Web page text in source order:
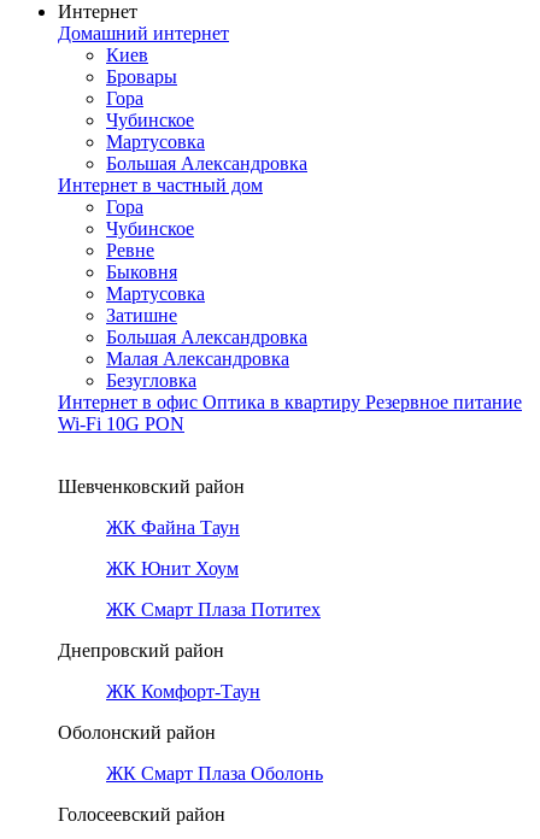
Интернет
Домашний интернет
Киев
Бровары
Гора
Чубинское
Мартусовка
Большая Александровка
Интернет в частный дом
Гора
Чубинское
Ревне
Быковня
Мартусовка
Затишне
Большая Александровка
Малая Александровка
Безугловка
Интернет в офис Оптика в квартиру Резервное питание
Wi-Fi 10G PON
Шевченковский район
ЖК Файна Таун
ЖК Юнит Хоум
ЖК Смарт Плаза Потитех
Днепровский район
ЖК Комфорт-Таун
Оболонский район
ЖК Смарт Плаза Оболонь
Голосеевский район